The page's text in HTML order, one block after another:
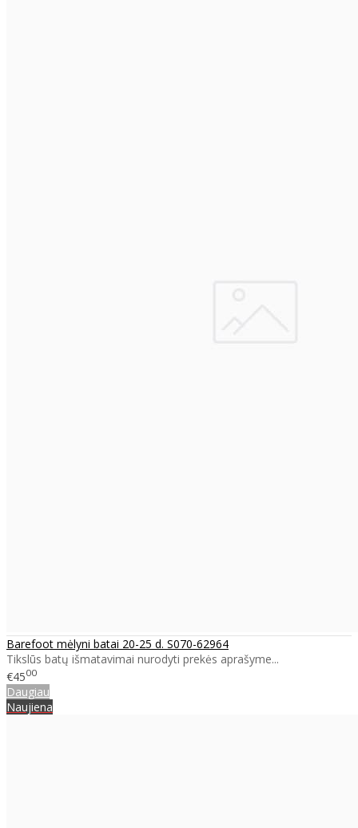
Barefoot mėlyni batai 20-25 d. S070-62964
Tikslūs batų išmatavimai nurodyti prekės aprašyme...
€4500
Daugiau
Naujiena